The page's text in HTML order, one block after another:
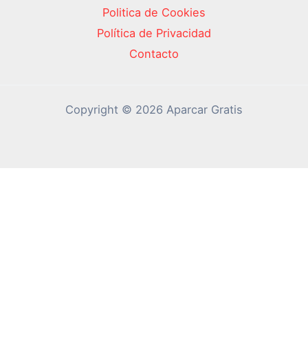
Politica de Cookies
Política de Privacidad
Contacto
Copyright © 2026 Aparcar Gratis